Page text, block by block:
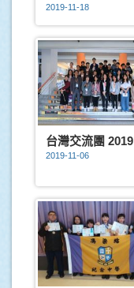
2019-11-18
台灣交流團 2019
2019-11-06